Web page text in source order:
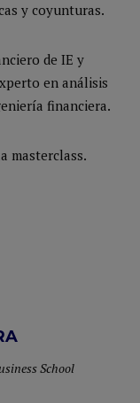
y coyunturas.
de IE y
en análisis
financiera.
masterclass.
School